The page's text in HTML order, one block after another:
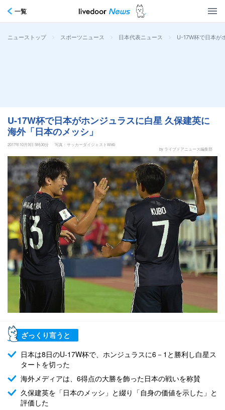
一覧
ニューストップ > スポーツニュース > 日本代表ニュース > U-17W杯で日本が
U-17W杯で日本がホンジュラスに白星 久保建英に
海外「日本のメッシ」
2017年10月9日 5時30分
写真：サッカーダイジェストWeb
by ライブドアニュース編集部
ざっくり言うと
日本は8日のU-17W杯で、ホンジュラスに6－1と勝利し白星ス
タートを切った
海外メディアは、6得点の大勝を飾った日本の戦いを称賛
久保建英を「日本のメッシ」と綴り「自身の価値を示した」と
評価した